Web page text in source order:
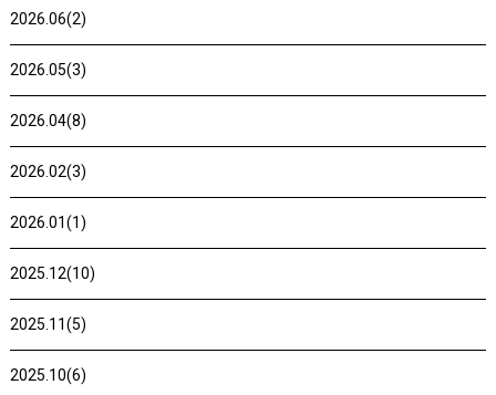
2026.06(2)
2026.05(3)
2026.04(8)
2026.02(3)
2026.01(1)
2025.12(10)
2025.11(5)
2025.10(6)